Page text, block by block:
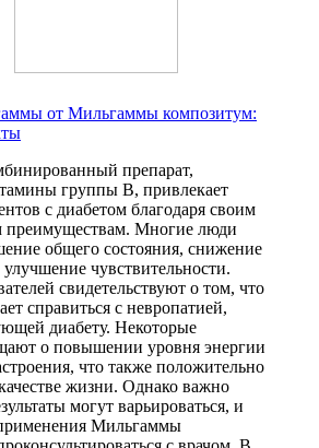
от Мильгаммы композитум:
препарат,
группы B, привлекает
с диабетом благодаря своим
преимуществам. Многие люди
общего состояния, снижение
чувствительности.
свидетельствуют о том, что
справиться с невропатией,
диабету. Некоторые
о повышении уровня энергии
что также положительно
жизни. Однако важно
могут варьироваться, и
Мильгаммы